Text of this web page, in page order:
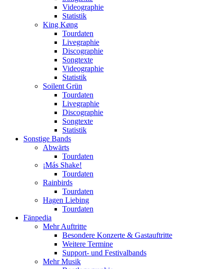
Videographie
Statistik
King Køng
Tourdaten
Livegraphie
Discographie
Songtexte
Videographie
Statistik
Soilent Grün
Tourdaten
Livegraphie
Discographie
Songtexte
Statistik
Sonstige Bands
Abwärts
Tourdaten
¡Más Shake!
Tourdaten
Rainbirds
Tourdaten
Hagen Liebing
Tourdaten
Fänpedia
Mehr Auftritte
Besondere Konzerte & Gastauftritte
Weitere Termine
Support- und Festivalbands
Mehr Musik